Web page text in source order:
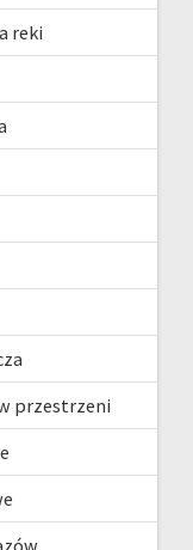
reki
przestrzeni